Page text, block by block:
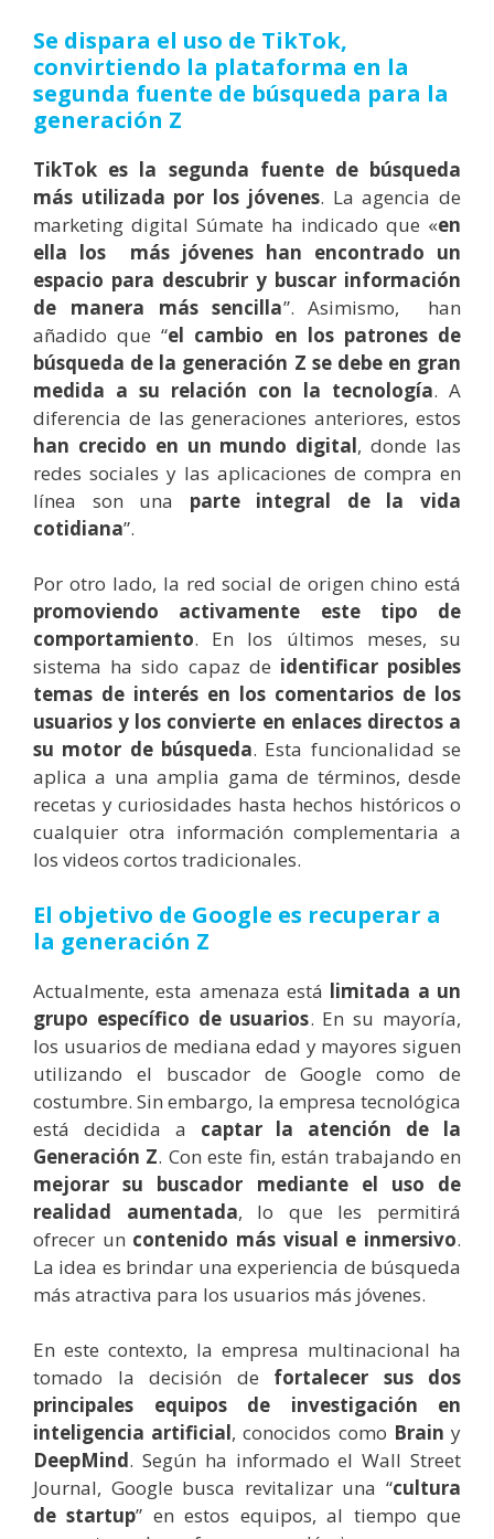
Se dispara el uso de TikTok,
convirtiendo la plataforma en la
segunda fuente de búsqueda para la
generación Z
TikTok es la segunda fuente de búsqueda
más utilizada por los jóvenes. La agencia de
marketing digital Súmate ha indicado que «en
ella los más jóvenes han encontrado un
espacio para descubrir y buscar información
de manera más sencilla”. Asimismo, han
añadido que “el cambio en los patrones de
búsqueda de la generación Z se debe en gran
medida a su relación con la tecnología. A
diferencia de las generaciones anteriores, estos
han crecido en un mundo digital, donde las
redes sociales y las aplicaciones de compra en
línea son una parte integral de la vida
cotidiana”.
Por otro lado, la red social de origen chino está
promoviendo activamente este tipo de
comportamiento. En los últimos meses, su
sistema ha sido capaz de identificar posibles
temas de interés en los comentarios de los
usuarios y los convierte en enlaces directos a
su motor de búsqueda. Esta funcionalidad se
aplica a una amplia gama de términos, desde
recetas y curiosidades hasta hechos históricos o
cualquier otra información complementaria a
los videos cortos tradicionales.
El objetivo de Google es recuperar a
la generación Z
Actualmente, esta amenaza está limitada a un
grupo específico de usuarios. En su mayoría,
los usuarios de mediana edad y mayores siguen
utilizando el buscador de Google como de
costumbre. Sin embargo, la empresa tecnológica
está decidida a captar la atención de la
Generación Z. Con este fin, están trabajando en
mejorar su buscador mediante el uso de
realidad aumentada, lo que les permitirá
ofrecer un contenido más visual e inmersivo.
La idea es brindar una experiencia de búsqueda
más atractiva para los usuarios más jóvenes.
En este contexto, la empresa multinacional ha
tomado la decisión de fortalecer sus dos
principales equipos de investigación en
inteligencia artificial, conocidos como Brain y
DeepMind. Según ha informado el Wall Street
Journal, Google busca revitalizar una “cultura
de startup” en estos equipos, al tiempo que